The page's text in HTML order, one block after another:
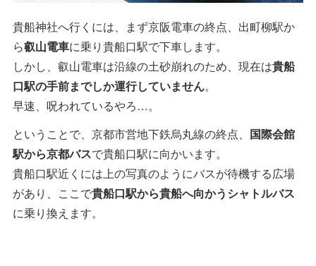
貴船神社へ行くには、まず京阪電車の終点、出町柳駅か
ら叡山電車に乗り貴船口駅で下車します。
しかし、叡山電車は沿線の土砂崩れのため、現在は貴船
口駅の手前までしか運行していません。
早速、呪われているやろ…。
ということで、京都市営地下鉄烏丸線の終点、 国際会館
駅から京都バスで貴船口駅に向かいます。
貴船口駅近くには上の写真のようにバスが待機する広場
があり、ここで貴船口駅から貴船へ向かうシャトルバス
に乗り換えます。